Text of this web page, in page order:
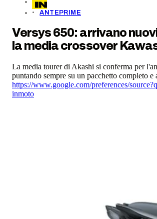
ANTEPRIME
Versys 650: arrivano
la media crossover
La media tourer di Akashi si conferma per
puntando sempre su un pacchetto completo e
https://www.google.com/preferences/
inmoto